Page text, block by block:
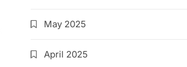
May 2025
April 2025